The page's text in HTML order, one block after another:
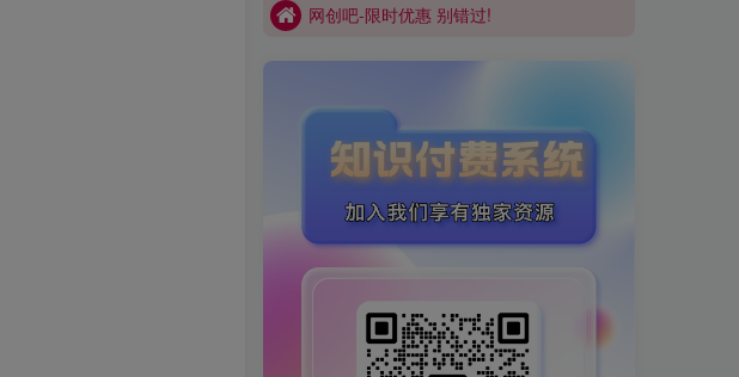
买VIP会员或加盟商-全年最低价-立即抢额
网创吧-限时优惠 别错过!